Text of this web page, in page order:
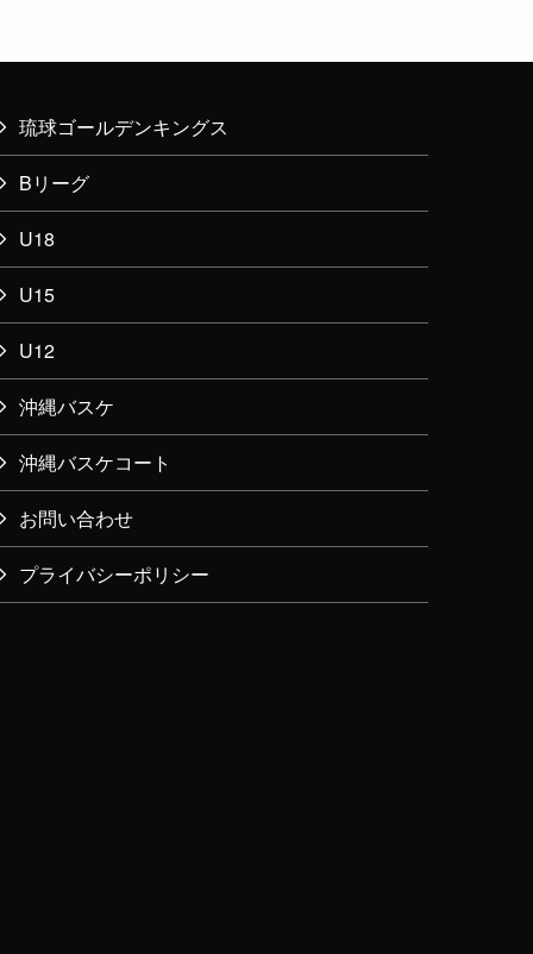
琉球ゴールデンキングス
Bリーグ
U18
U15
U12
沖縄バスケ
沖縄バスケコート
お問い合わせ
プライバシーポリシー